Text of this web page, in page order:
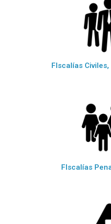
FIscalías Civiles,
FIscalías